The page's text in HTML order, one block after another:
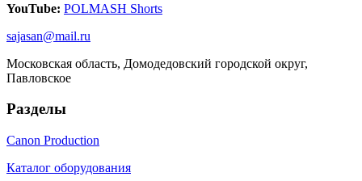
YouTube: POLMASH Shorts
sajasan@mail.ru
Московская область, Домодедовский городской округ,
Павловское
Разделы
Canon Production
Каталог оборудования